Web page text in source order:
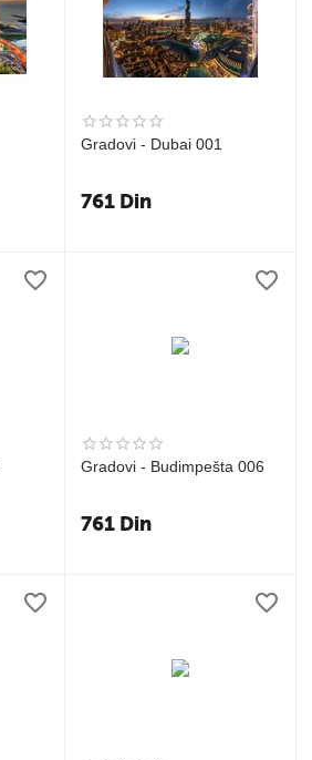
Gradovi - Dubai 001
761 Din
Gradovi - Budimpešta 006
761 Din